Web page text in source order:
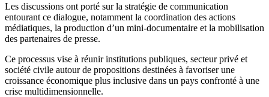
Les discussions ont porté sur la stratégie de communication
entourant ce dialogue, notamment la coordination des actions
médiatiques, la production d’un mini-documentaire et la mobilisation
des partenaires de presse.
Ce processus vise à réunir institutions publiques, secteur privé et
société civile autour de propositions destinées à favoriser une
croissance économique plus inclusive dans un pays confronté à une
crise multidimensionnelle.